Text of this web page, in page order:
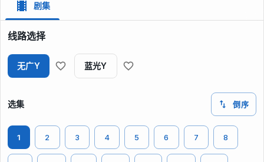
剧集
线路选择
无广Y 蓝光Y
选集 倒序
1 2 3 4 5 6 7 8